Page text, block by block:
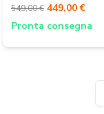
549,00 € 449,00 €
Pronta consegna